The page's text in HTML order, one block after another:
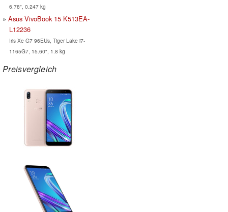
6.78", 0.247 kg
Asus VivoBook 15 K513EA-
L12236
Iris Xe G7 96EUs, Tiger Lake i7-
1165G7, 15.60", 1.8 kg
Preisvergleich